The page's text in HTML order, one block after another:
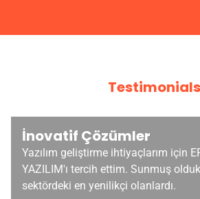
Testimonials
İnovatif Çözümler
Yazılım geliştirme ihtiyaçlarım için
YAZILIM'ı tercih ettim. Sunmuş
sektördeki en yenilikçi olanlardı.